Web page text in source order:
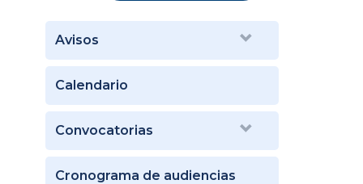
Avisos
Calendario
Convocatorias
Cronograma de audiencias